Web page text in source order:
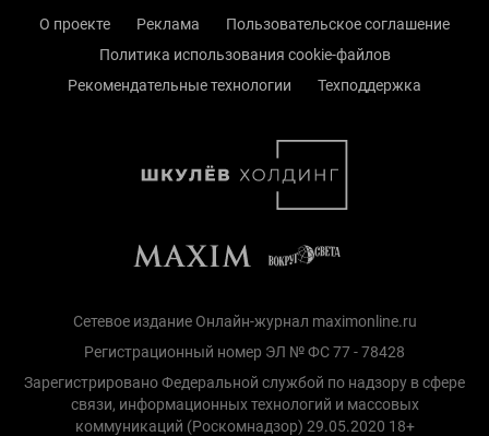
О проекте Реклама
Пользовательское соглашение
Политика использования cookie-файлов
Рекомендательные технологии
Техподдержка
Сетевое издание Онлайн-журнал maximonline.ru
Регистрационный номер ЭЛ № ФС 77 - 78428
Зарегистрировано Федеральной службой по надзору в сфере
связи, информационных технологий и массовых
коммуникаций (Роскомнадзор) 29.05.2020 18+